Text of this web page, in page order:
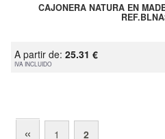
CAJONERA NATURA EN
A partir de: 25.31 €
IVA INCLUIDO
« 1 2